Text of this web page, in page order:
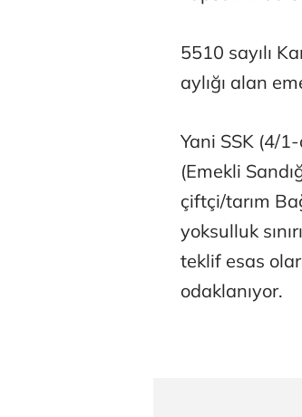
5510 sayılı
aylığı alan
Yani SSK (4/
(Emekli
çiftçi/tarım
yoksulluk
teklif esas
odaklanıyor.